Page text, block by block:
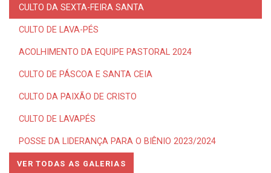
CULTO DA SEXTA-FEIRA SANTA
CULTO DE LAVA-PÉS
ACOLHIMENTO DA EQUIPE PASTORAL 2024
CULTO DE PÁSCOA E SANTA CEIA
CULTO DA PAIXÃO DE CRISTO
CULTO DE LAVAPÉS
POSSE DA LIDERANÇA PARA O BIÊNIO 2023/2024
VER TODAS AS GALERIAS